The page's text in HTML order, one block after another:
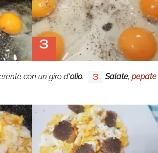
3
con un giro d'olio. 3 Salate, pepate